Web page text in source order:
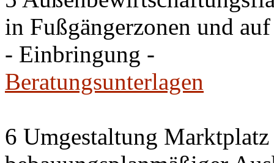
in Fußgängerzonen und
- Einbringung -
Beratungsunterlagen
6 Umgestaltung